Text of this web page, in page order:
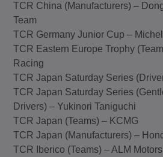
TCR China (Manufacturers) –
Team
TCR Germany Junior Cup –
TCR Eastern Europe Trophy
Racing
TCR Japan Saturday Series
TCR Japan Saturday Series
Drivers) – Yukinori Taniguchi
TCR Japan (Teams) – KCMG
TCR Japan (Manufacturers) –
TCR Iberico (Teams) – ALM